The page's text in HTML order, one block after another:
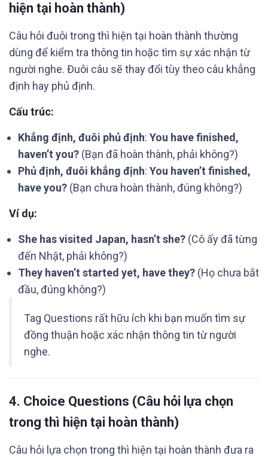
hiện tại hoàn thành)
Câu hỏi đuôi trong thì hiện tại hoàn thành thường
dùng để kiểm tra thông tin hoặc tìm sự xác nhận từ
người nghe. Đuôi câu sẽ thay đổi tùy theo câu khẳng
định hay phủ định.
Cấu trúc:
Khẳng định, đuôi phủ định: You have finished,
haven’t you? (Bạn đã hoàn thành, phải không?)
Phủ định, đuôi khẳng định: You haven’t finished,
have you? (Bạn chưa hoàn thành, đúng không?)
Ví dụ:
She has visited Japan, hasn’t she? (Cô ấy đã từng
đến Nhật, phải không?)
They haven’t started yet, have they? (Họ chưa bắt
đầu, đúng không?)
Tag Questions rất hữu ích khi bạn muốn tìm sự
đồng thuận hoặc xác nhận thông tin từ người
nghe.
4. Choice Questions (Câu hỏi lựa chọn
trong thì hiện tại hoàn thành)
Câu hỏi lựa chọn trong thì hiện tại hoàn thành đưa ra